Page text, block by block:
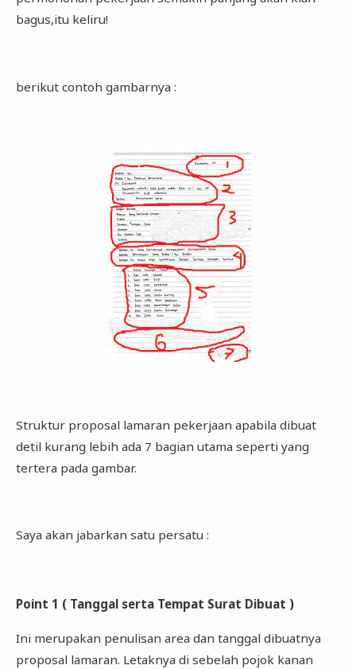
bagus,itu keliru!
berikut contoh gambarnya :
Struktur proposal lamaran pekerjaan apabila dibuat
detil kurang lebih ada 7 bagian utama seperti yang
tertera pada gambar.
Saya akan jabarkan satu persatu :
Point 1 ( Tanggal serta Tempat Surat Dibuat )
Ini merupakan penulisan area dan tanggal dibuatnya
proposal lamaran. Letaknya di sebelah pojok kanan